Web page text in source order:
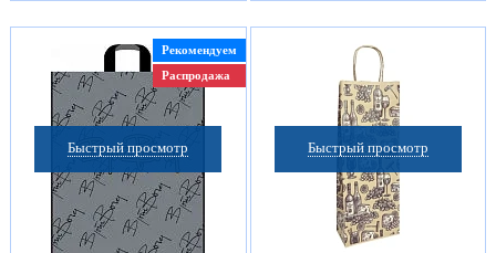
Быстрый просмотр
Рекомендуем
Распродажа
Быстрый просмотр